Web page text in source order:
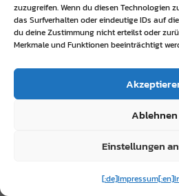
zuzugreifen. Wenn du diesen Technologien
das Surfverhalten oder eindeutige IDs auf
du deine Zustimmung nicht erteilst oder
Merkmale und Funktionen beeinträchtigt
Ablehnen
Einstellungen
Bent Not Broken, Backstage
photo steh.de